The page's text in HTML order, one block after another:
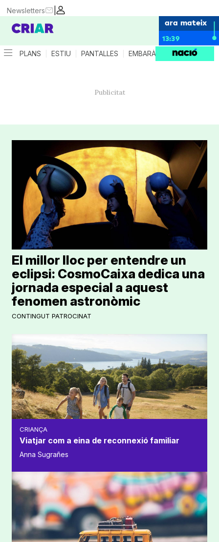
|
Newsletters
ara mateix
13:39
PLANS ESTIU PANTALLES EMBARÀS CRIANÇA
CONTINGUT PATROCINAT
El millor lloc per entendre un
eclipsi: CosmoCaixa dedica una
jornada especial a aquest
fenomen astronòmic
CRIANÇA
Viatjar com a eina de reconnexió familiar
Anna Sugrañes